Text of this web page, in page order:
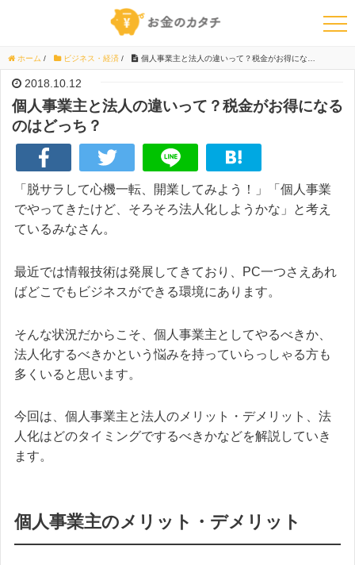
ホーム / ビジネス・経済 / 個人事業主と法人の違いって？税金がお得になるのはどっち？
2018.10.12
個人事業主と法人の違いって？税金がお得になる
のはどっち？
「脱サラして心機一転、開業してみよう！」「個人事業
でやってきたけど、そろそろ法人化しようかな」と考え
ているみなさん。
最近では情報技術は発展してきており、PC一つさえあれ
ばどこでもビジネスができる環境にあります。
そんな状況だからこそ、個人事業主としてやるべきか、
法人化するべきかという悩みを持っていらっしゃる方も
多くいると思います。
今回は、個人事業主と法人のメリット・デメリット、法
人化はどのタイミングでするべきかなどを解説していき
ます。
個人事業主のメリット・デメリット